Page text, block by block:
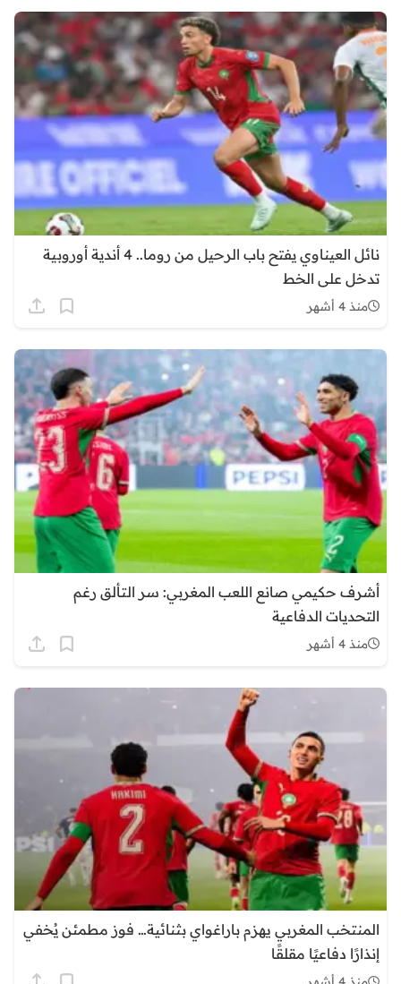
نائل العيناوي يفتح باب الرحيل من روما.. 4 أندية أوروبية
تدخل على الخط
منذ 4 أشهر
أشرف حكيمي صانع اللعب المغربي: سر التألق رغم
التحديات الدفاعية
منذ 4 أشهر
المنتخب المغربي يهزم باراغواي بثنائية… فوز مطمئن يُخفي
إنذارًا دفاعيًا مقلقًا